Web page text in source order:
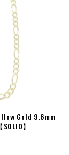
Gold 9.6mm
】